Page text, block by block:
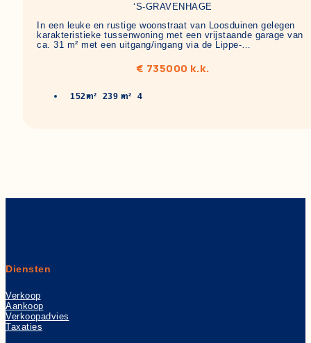
‘S-GRAVENHAGE
In een leuke en rustige woonstraat van Loosduinen gelegen
karakteristieke tussenwoning met een vrijstaande garage van
ca. 31 m² met een uitgang/ingang via de Lippe-…
€ 735000 k.k.
152m² 239 m² 4
Diensten
Verkoop
Aankoop
Verkoopadvies
Taxaties